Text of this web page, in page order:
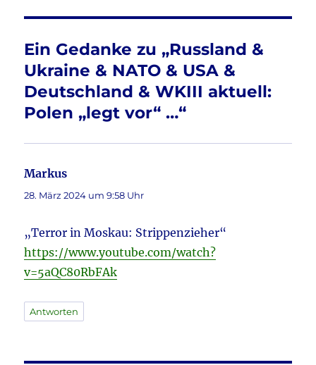
o
o
k
Ein Gedanke zu „Russland &
Ukraine & NATO & USA &
Deutschland & WKIII aktuell:
Polen „legt vor“ …“
Markus
28. März 2024 um 9:58 Uhr
„Terror in Moskau: Strippenzieher“
https://www.youtube.com/watch?
v=5aQC80RbFAk
Antworten